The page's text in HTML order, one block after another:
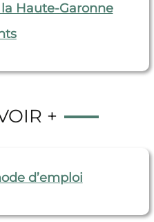
Haute-Garonne
+
d’emploi